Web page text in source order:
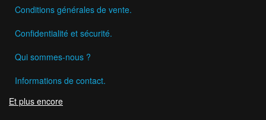
Conditions générales de vente.
Confidentialité et sécurité.
Qui sommes-nous ?
Informations de contact.
Et plus encore